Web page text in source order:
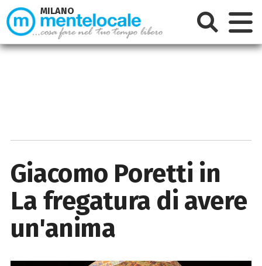
Giacomo Poretti in
La fregatura di avere
un'anima
MILANO